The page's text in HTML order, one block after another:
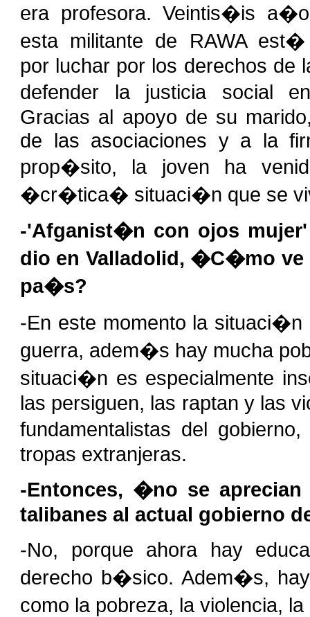
era profesora. Veintis�is
esta militante de RAWA est�
por luchar por los derechos de
defender la justicia social
Gracias al apoyo de su
de las asociaciones y a la
prop�sito, la joven ha
�cr�tica� situaci�n que se
-'Afganist�n con ojos
dio en Valladolid, �C�mo
pa�s?
-En este momento la
guerra, adem�s hay mucha
situaci�n es especialmente
las persiguen, las raptan y las
fundamentalistas del
tropas extranjeras.
-Entonces, �no se
talibanes al actual gobierno
-No, porque ahora hay
derecho b�sico. Adem�s,
como la pobreza, la violencia,